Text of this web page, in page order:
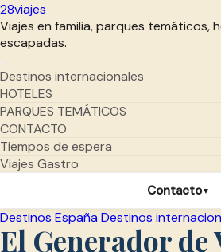
28viajes
Viajes en familia, parques temáticos,
escapadas.
Destinos internacionales
HOTELES
PARQUES TEMÁTICOS
CONTACTO
Tiempos de espera
Viajes Gastro
Contacto▼
Destinos España Destinos
El Generador de